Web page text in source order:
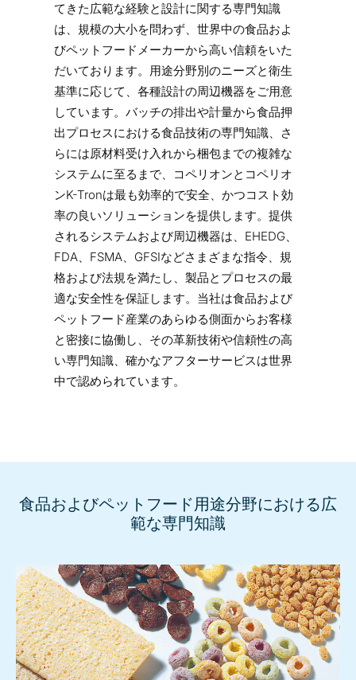
てきた広範な経験と設計に関する専門知識
は、規模の大小を問わず、世界中の食品およ
びペットフードメーカーから高い信頼をいた
だいております。用途分野別のニーズと衛生
基準に応じて、各種設計の周辺機器をご用意
しています。バッチの排出や計量から食品押
出プロセスにおける食品技術の専門知識、さ
らには原材料受け入れから梱包までの複雑な
システムに至るまで、コペリオンとコペリオ
ンK-Tronは最も効率的で安全、かつコスト効
率の良いソリューションを提供します。提供
されるシステムおよび周辺機器は、EHEDG、
FDA、FSMA、GFSIなどさまざまな指令、規
格および法規を満たし、製品とプロセスの最
適な安全性を保証します。当社は食品および
ペットフード産業のあらゆる側面からお客様
と密接に協働し、その革新技術や信頼性の高
い専門知識、確かなアフターサービスは世界
中で認められています。
食品およびペットフード用途分野における広
範な専門知識